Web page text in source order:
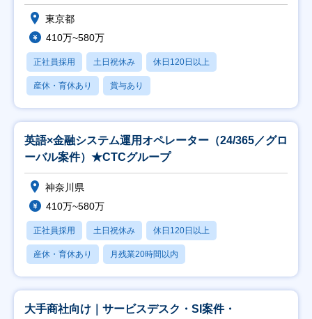
東京都
410万~580万
正社員採用 土日祝休み 休日120日以上
産休・育休あり 賞与あり
英語×金融システム運用オペレーター（24/365／グロ
ーバル案件）★CTCグループ
神奈川県
410万~580万
正社員採用 土日祝休み 休日120日以上
産休・育休あり 月残業20時間以内
大手商社向け｜サービスデスク・SI案件・